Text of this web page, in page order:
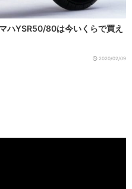
ハYSR50/80は今いくらで買え
2020/02/09